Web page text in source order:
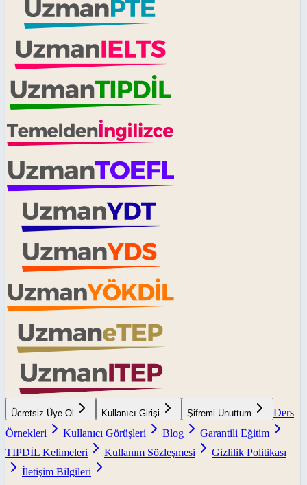
Ücretsiz Üye Ol Kullanıcı Girişi Şifremi Unuttum
Ders
Örnekleri
Kullanıcı Görüşleri Blog
Garantili Eğitim
TIPDİL Kelimeleri
Kullanım Sözleşmesi
Gizlilik Politikası
İletişim Bilgileri